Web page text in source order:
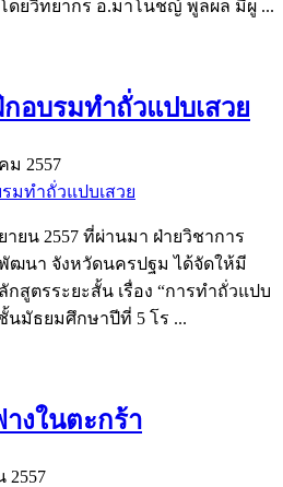
ดยวิทยากร อ.มาโนชญ์ พูลผล มีผู ...
อบรมทำถั่วแปบเสวย
ม 2557
ายน 2557 ที่ผ่านมา ฝ่ายวิชาการ
ฒนา จังหวัดนครปฐม ได้จัดให้มี
สูตรระยะสั้น เรื่อง “การทำถั่วแปบ
นมัธยมศึกษาปีที่ 5 โร ...
างในตะกร้า
2557